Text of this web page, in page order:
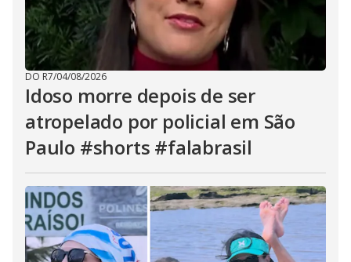
DO R7/04/08/2026
Idoso morre depois de ser
atropelado por policial em São
Paulo #shorts #falabrasil